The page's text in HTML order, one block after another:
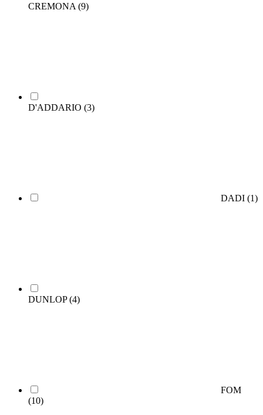
CREMONA (9)
D'ADDARIO (3)
DADI (1)
DUNLOP(4)
FOM
(10)